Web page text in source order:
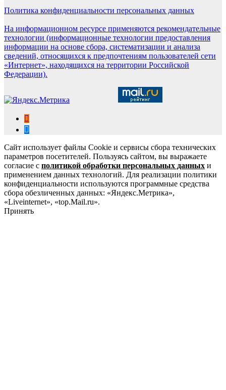
Политика конфиденциальности персональных данных
На информационном ресурсе применяются рекомендательные
технологии (информационные технологии предоставления
информации на основе сбора, систематизации и анализа
сведений, относящихся к предпочтениям пользователей сети
«Интернет», находящихся на территории Российской
Федерации).
Сайт использует файлы Cookie и сервисы сбора технических
параметров посетителей. Пользуясь сайтом, вы выражаете
согласие с политикой обработки персональных данных и
применением данных технологий. Для реализации политики
конфиденциальности используются программные средства
сбора обезличенных данных: «Яндекс.Метрика»,
«Liveinternet», «top.Mail.ru».
Принять